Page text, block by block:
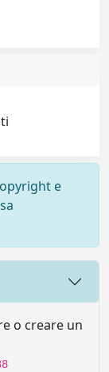
e
o creare un